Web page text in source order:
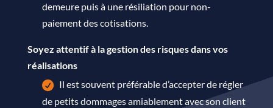
demeure puis à une résiliation pour non-
paiement des cotisations.
Soyez attentif à la gestion des risques dans vos
réalisations
Il est souvent préférable d’accepter de régler
de petits dommages amiablement avec son client